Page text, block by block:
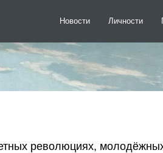
Новости Личности
революциях,